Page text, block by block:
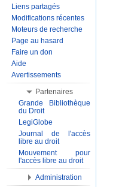
Liens partagés
Modifications récentes
Moteurs de recherche
Page au hasard
Faire un don
Aide
Avertissements
Partenaires
Grande Bibliothèque
du Droit
LegiGlobe
Journal de l'accès
libre au droit
Mouvement pour
l'accès libre au droit
Administration